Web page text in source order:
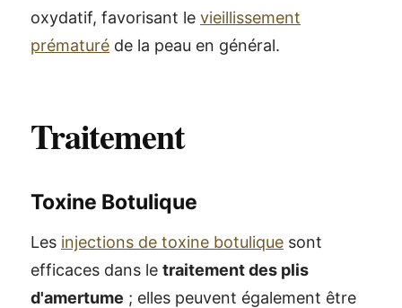
oxydatif, favorisant le vieillissement
prématuré de la peau en général.
Traitement
Toxine Botulique
Les injections de toxine botulique sont
efficaces dans le traitement des plis
d'amertume ; elles peuvent également être